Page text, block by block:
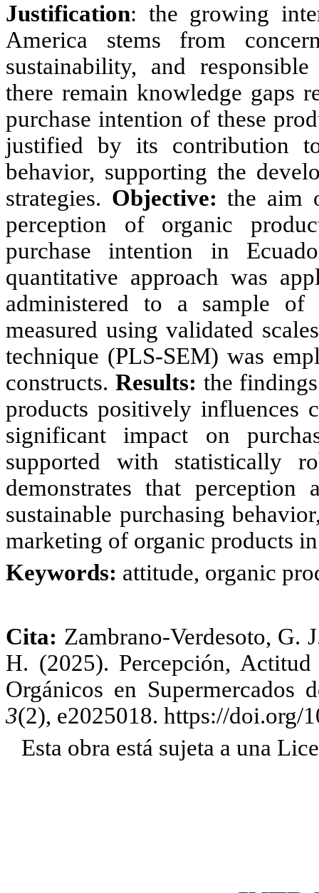
Justification: the growing
America stems from
sustainability, and
there remain knowledge gaps
purchase intention of these
justified by its contribution
behavior, supporting the
strategies. Objective:the aim
perception of organic
purchase intention in
quantitative approach was
administered to a sample of
measured using validated
technique (PLS-SEM) was
constructs. Results: the
products positively influences
significant impact on
supported with statistically
demonstrates that
sustainable purchasing
marketing of organic products
Keywords: attitude, organic
Cita: Zambrano-Verdesoto, G.
H. (2025). Percepción,
Orgánicos en Supermercados
3(2), e2025018. https://doi.org/
Esta obra está sujeta a una